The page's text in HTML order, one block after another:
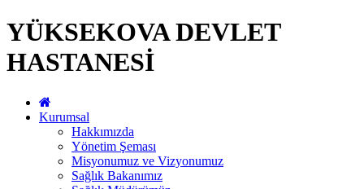
YÜKSEKOVA DEVLET
HASTANESİ
Kurumsal
Hakkımızda
Yönetim Şeması
Misyonumuz ve Vizyonumuz
Sağlık Bakanımız